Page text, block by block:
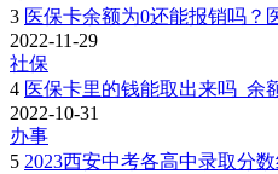
3 医保卡余额为0还能报销吗？
2022-11-29
社保
4 医保卡里的钱能取出来吗_余
2022-10-31
办事
5 2023西安中考各高中录取分